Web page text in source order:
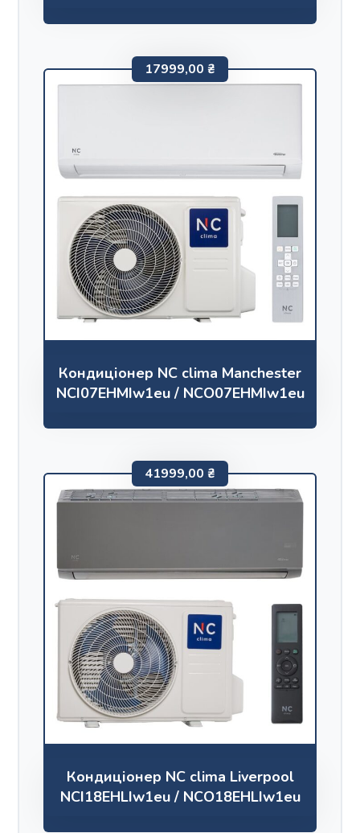
Кондиціонер NC clima Manchester
NCI07EHMIw1eu / NCO07EHMIw1eu
17999,00 ₴
Кондиціонер NC clima Liverpool
NCI18EHLIw1eu / NCO18EHLIw1eu
41999,00 ₴